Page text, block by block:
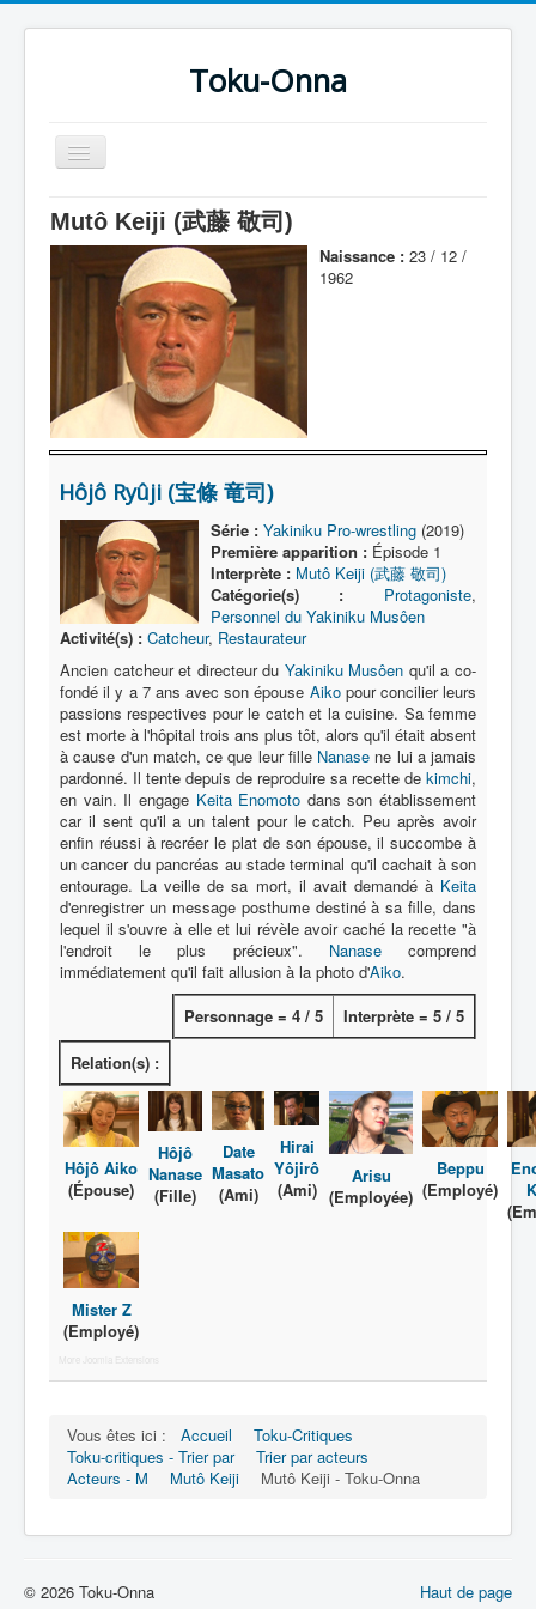
Toku-Onna
Basculer
la
Accueil
Toku-Actrices
Toku-Critiques
COSAA
Dessins
Artiste Asperger
Lexique
Acteur
Équipe
Personnage
Transformation
Équipement
Mecha
Objet
Lieu
Épisode
Générique
A
B
C
D
E
F
J
Mutô Keiji (武藤 敬司)
Naissance : 23 / 12 /
1962
Hôjô Ryûji (宝條 竜司)
Série : Yakiniku Pro-wrestling(2019)
Première apparition :Épisode 1
Interprète : Mutô Keiji (武藤 敬司)
Catégorie(s) :
Protagoniste,
Personnel du Yakiniku Musôen
Activité(s) : Catcheur, Restaurateur
Ancien catcheur et directeur du Yakiniku Musôen qu'il a co-
fondé il y a 7 ans avec son épouse Aikopour concilier leurs
passions respectives pour le catch et la cuisine. Sa femme
est morte à l'hôpital trois ans plus tôt, alors qu'il était absent
à cause d'un match, ce que leur fille Nanase ne lui a jamais
pardonné. Il tente depuis de reproduire sa recette de kimchi,
en vain. Il engage Keita Enomoto dans son établissement
car il sent qu'il a un talent pour le catch. Peu après avoir
enfin réussi à recréer le plat de son épouse, il succombe à
un cancer du pancréas au stade terminal qu'il cachait à son
entourage. La veille de sa mort, il avait demandé à Keita
d'enregistrer un message posthume destiné à sa fille, dans
lequel il s'ouvre à elle et lui révèle avoir caché la recette "à
l'endroit le plus précieux". Nanasecomprend
immédiatement qu'il fait allusion à la photo d'Aiko.
Personnage = 4 / 5
Interprète = 5 / 5
Relation(s) :
Hôjô Aiko
(Épouse)
Hôjô
Nanase
(Fille)
Date
Masato
(Ami)
Hirai
Yôjirô
(Ami)
Arisu
(Employée)
Beppu
(Employé)
Mister Z
(Employé)
More Joomla Extensions
Vous êtes ici : Accueil
Toku-Critiques
Toku-critiques - Trier par
Trier par acteurs
Acteurs - M
Mutô Keiji Mutô Keiji - Toku-Onna
Haut de page
© 2026 Toku-Onna